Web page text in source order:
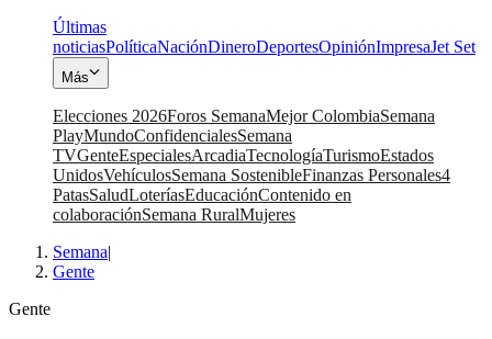
Últimas
noticiasPolíticaNaciónDineroDeportesOpiniónImpresaJet Set
Más
Elecciones 2026Foros SemanaMejor ColombiaSemana
PlayMundoConfidencialesSemana
TVGenteEspecialesArcadiaTecnologíaTurismoEstados
UnidosVehículosSemana SostenibleFinanzas Personales4
PatasSaludLoteríasEducaciónContenido en
colaboraciónSemana RuralMujeres
Semana|
Gente
Gente